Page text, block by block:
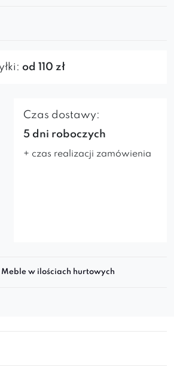
od 110 zł
Czas dostawy:
5 dni roboczych
+ czas realizacji zamówienia
Meble w ilościach hurtowych